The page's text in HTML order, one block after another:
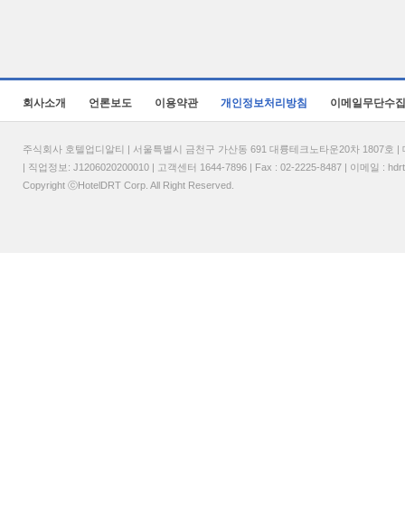
회사소개 언론보도 이용약관 개인정보처리방침 이메일무단수
주식회사 호텔업디알티 | 서울특별시 금천구 가산동 691 대륭테크노타운20차 1807
| 직업정보: J1206020200010 | 고객센터 1644-7896 | Fax : 02-2225-8487 | 이메일 :
Copyright ⓒHotelDRT Corp. All Right Reserved.